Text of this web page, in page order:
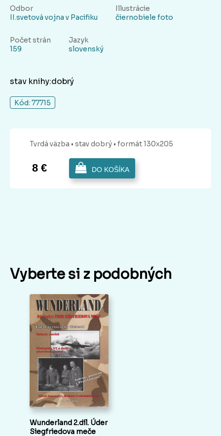
Odbor
II.svetová vojna v Pacifiku
Illustrácie
čiernobiele foto
Počet strán
159
Jazyk
slovenský
stav knihy:dobrý
Kód: 77715
Tvrdá väzba • stav dobrý • formát 130x205
8 € DO KOŠÍKA
Vyberte si z podobných
Wunderland 2.díl. Úder
Siegfriedova meče